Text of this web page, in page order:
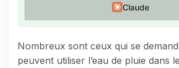
Claude
Nombreux sont ceux qui se
peuvent utiliser l’eau de pluie dans